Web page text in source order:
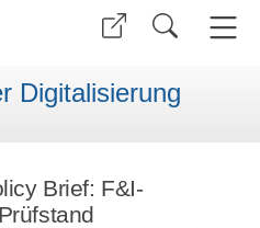
Digitalisierung
Brief: F&I-